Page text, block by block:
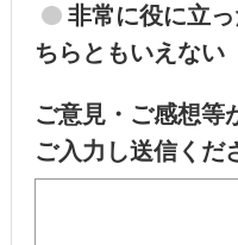
非常に役に立
ちらともいえない
ご意見・ご感想等
ご入力し送信くだ